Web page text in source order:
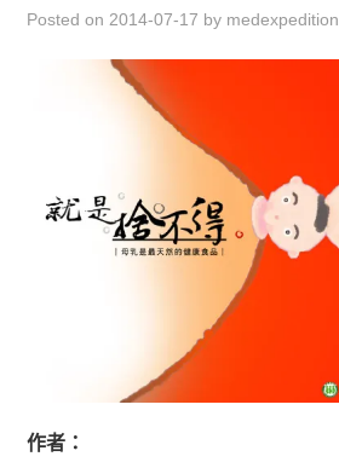
直上雲霄去
聯絡我
主婦碎碎念
Posted on 2014-07-17 by medexpedition
作者：